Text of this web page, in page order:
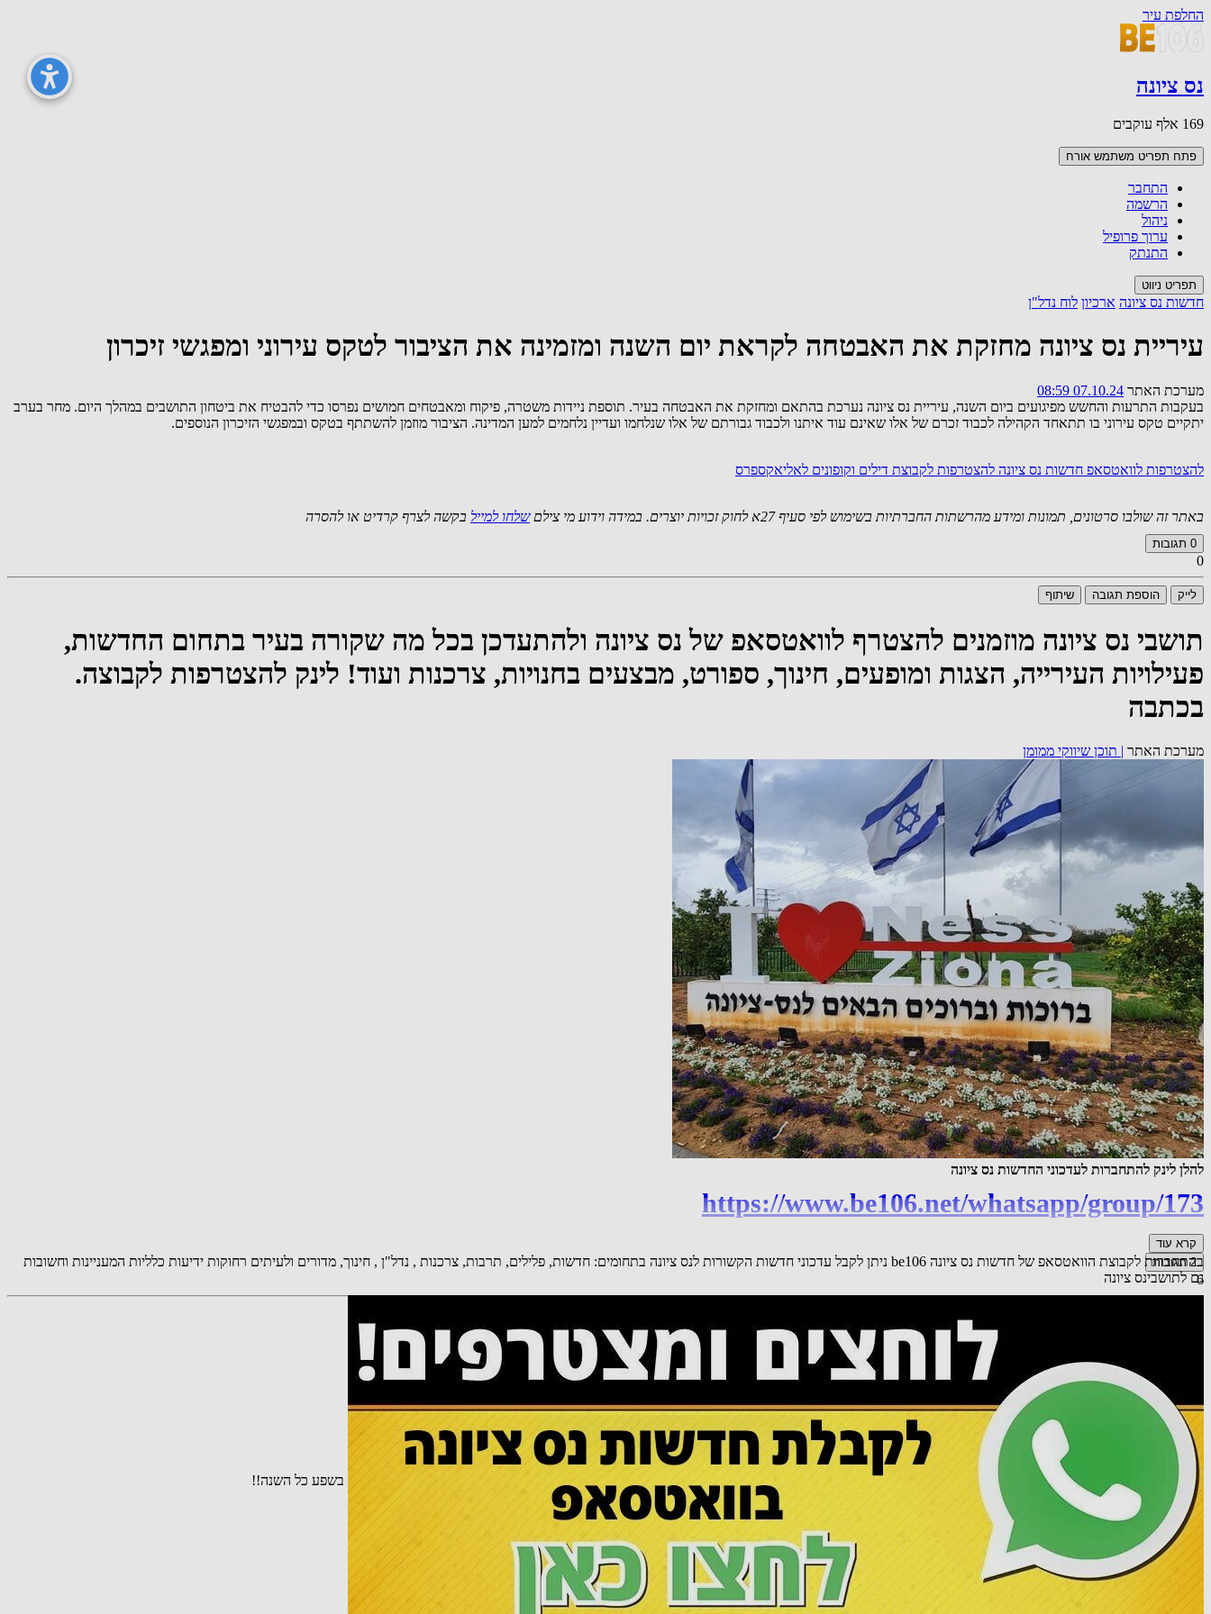
החלפת עיר
נס ציונה
169 אלף עוקבים
פתח תפריט משתמש אורח
התחבר
הרשמה
ניהול
ערוך פרופיל
התנתק
תפריט ניווט
חדשות נס ציונה ארכיון לוח נדל"ן
עיריית נס ציונה מחזקת את האבטחה לקראת יום השנה ומזמינה את הציבור לטקס עירוני ומפגשי זיכרון
מערכת האתר 07.10.24 08:59
בעקבות התרעות והחשש מפיגועים ביום השנה, עיריית נס ציונה נערכת בהתאם ומחזקת את האבטחה בעיר. תוספת ניידות משטרה, פיקוח ומאבטחים חמושים נפרסו כדי להבטיח את ביטחון התושבים במהלך היום. מחר בערב
יתקיים טקס עירוני בו תתאחד הקהילה לכבוד זכרם של אלו שאינם עוד איתנו ולכבוד גבורתם של אלו שנלחמו ועדיין נלחמים למען המדינה. הציבור מוזמן להשתתף בטקס ובמפגשי הזיכרון הנוספים.
להצטרפות לוואטסאפ חדשות נס ציונה להצטרפות לקבוצת דילים וקופונים לאליאקספרס
באתר זה שולבו סרטונים, תמונות ומידע מהרשתות החברתיות בשימוש לפי סעיף 27א לחוק זכויות יוצרים. במידה וידוע מי צילם שלחו למייל בקשה לצרף קרדיט או להסרה
0 תגובות
0
לייק הוספת תגובה שיתוף
תושבי נס ציונה מוזמנים להצטרף לוואטסאפ של נס ציונה ולהתעדכן בכל מה שקורה בעיר בתחום החדשות,
פעילויות העירייה, הצגות ומופעים, חינוך, ספורט, מבצעים בחנויות, צרכנות ועוד! לינק להצטרפות לקבוצה.
בכתבה
מערכת האתר | תוכן שיווקי ממומן
להלן לינק להתחברות לעדכוני החדשות נס ציונה
https://www.be106.net/whatsapp/group/173
בהתחברות לקבוצת הוואטסאפ של חדשות נס ציונה be106 ניתן לקבל עדכוני חדשות הקשורות לנס ציונה בתחומים: חדשות, פלילים, תרבות, צרכנות , נדל"ן , חינוך, מדורים ולעיתים רחוקות ידיעות כלליות המעניינות וחשובות
גם לתושבינס ציונה
קרא עוד
2תגובות
6
יישר כח ענק! כל דכפין ייתי ויכול! עזבו אתכם מתגובות מעיקות, תגידו כל הכבוד ואל תחפשו מה לא בסדר. יוזמה מבורכת בהחלט ובזכות זה תהיה לו פרנסה בשפע כל השנה!!
09.04.25 12:12
תגובה